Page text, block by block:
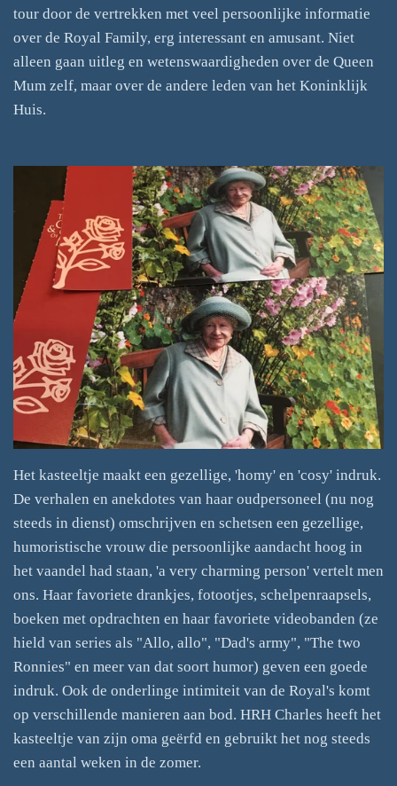
tour door de vertrekken met veel persoonlijke informatie
over de Royal Family, erg interessant en amusant. Niet
alleen gaan uitleg en wetenswaardigheden over de Queen
Mum zelf, maar over de andere leden van het Koninklijk
Huis.
Het kasteeltje maakt een gezellige, 'homy' en 'cosy' indruk.
De verhalen en anekdotes van haar oudpersoneel (nu nog
steeds in dienst) omschrijven en schetsen een gezellige,
humoristische vrouw die persoonlijke aandacht hoog in
het vaandel had staan, 'a very charming person' vertelt men
ons. Haar favoriete drankjes, fotootjes, schelpenraapsels,
boeken met opdrachten en haar favoriete videobanden (ze
hield van series als "Allo, allo", "Dad's army", "The two
Ronnies" en meer van dat soort humor) geven een goede
indruk. Ook de onderlinge intimiteit van de Royal's komt
op verschillende manieren aan bod. HRH Charles heeft het
kasteeltje van zijn oma geërfd en gebruikt het nog steeds
een aantal weken in de zomer.